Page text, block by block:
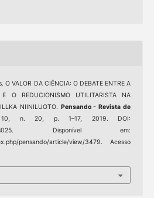
O VALOR DA CIÊNCIA: O DEBATE ENTRE A
E O REDUCIONISMO UTILITARISTA NA
NIINILUOTO. Pensando - Revista de
n. 20, p. 1–17, 2019. DOI:
Disponível em:
pensando/article/view/3479. Acesso